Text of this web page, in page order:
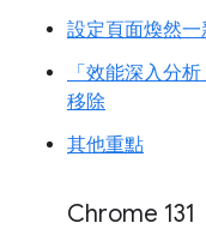
設定頁面煥然一
「效能深入分
移除
其他重點
Chrome 131